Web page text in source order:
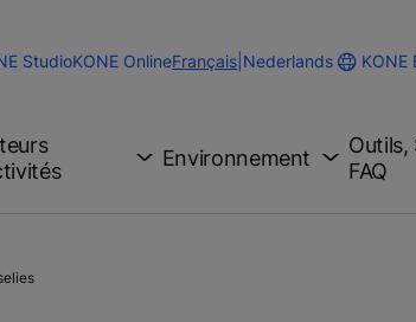
StudioKONE OnlineChange
Français Nederlands KONE
Environnement
Outils,
FAQ